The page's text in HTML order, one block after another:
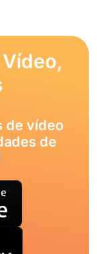
de vídeo
de